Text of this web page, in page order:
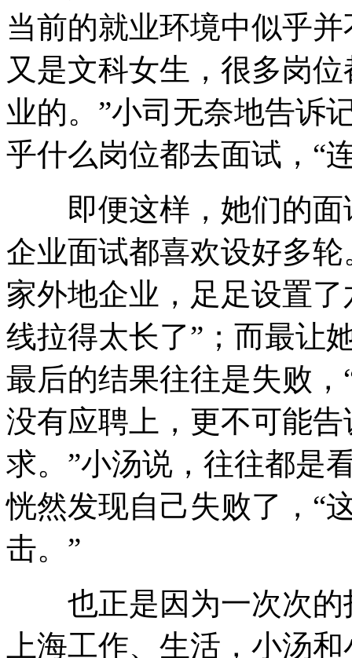
当前的就业环境中似乎
又是文科女生，很多岗
业的。”小司无奈地告诉
乎什么岗位都去面试，“
即便这样，她们的面
企业面试都喜欢设好多
家外地企业，足足设置
线拉得太长了”；而最让
最后的结果往往是失败
没有应聘上，更不可能
求。”小汤说，往往都是
恍然发现自己失败了，“
击。”
也正是因为一次次的
上海工作、生活，小汤